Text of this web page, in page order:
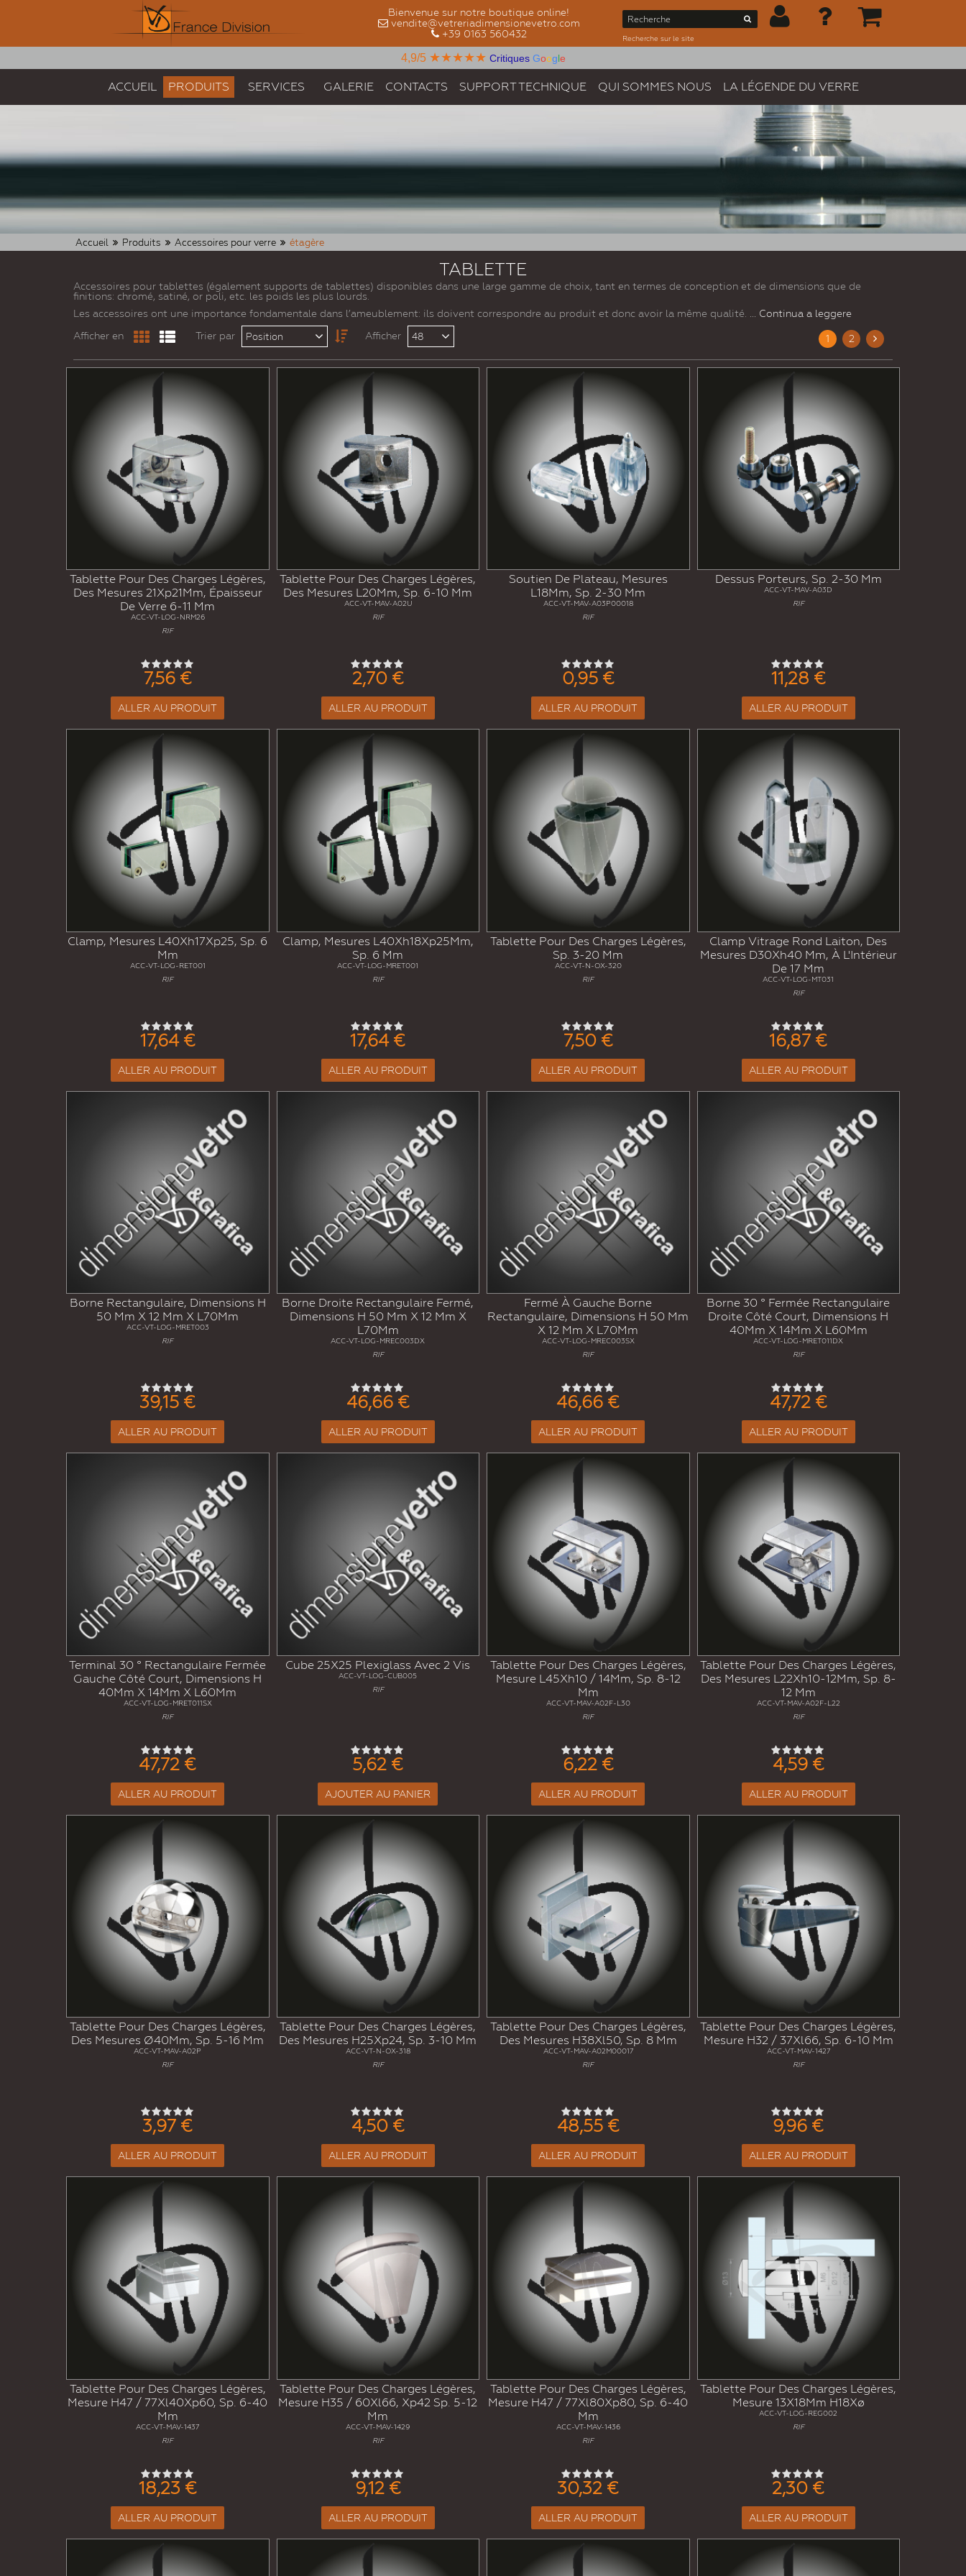
Bienvenue sur notre boutique online!
vendite@vetreriadimensionevetro.com
+39 0163 560432
Recherche sur le site
4,9/5 ★★★★★ Critiques Google
ACCUEIL PRODUITS SERVICES GALERIE CONTACTS SUPPORT TECHNIQUE QUI SOMMES NOUS LA LÉGENDE DU VERRE
Accueil Produits Accessoires pour verre étagère
TABLETTE
Accessoires pour tablettes (également supports de tablettes) disponibles dans une large gamme de choix, tant en termes de conception et de dimensions que de
finitions: chromé, satiné, or poli, etc. les poids les plus lourds.
Les accessoires ont une importance fondamentale dans l’ameublement: ils doivent correspondre au produit et donc avoir la même qualité.
... Continua a leggere
Afficher en
Trier par Position Afficher 48 1
2
Tablette Pour Des Charges Légères,
Des Mesures 21Xp21Mm, Épaisseur
De Verre 6-11 Mm
ACC-VT-LOG-NRM26
RIF
7,56 €
ALLER AU PRODUIT
Tablette Pour Des Charges Légères,
Des Mesures L20Mm, Sp. 6-10 Mm
ACC-VT-MAV-A02U
RIF
2,70 €
ALLER AU PRODUIT
Soutien De Plateau, Mesures
L18Mm, Sp. 2-30 Mm
ACC-VT-MAV-A03P00018
RIF
0,95 €
ALLER AU PRODUIT
Dessus Porteurs, Sp. 2-30 Mm
ACC-VT-MAV-A03D
RIF
11,28 €
ALLER AU PRODUIT
Clamp, Mesures L40Xh17Xp25, Sp. 6
Mm
ACC-VT-LOG-RET001
RIF
17,64 €
ALLER AU PRODUIT
Clamp, Mesures L40Xh18Xp25Mm,
Sp. 6 Mm
ACC-VT-LOG-MRET001
RIF
17,64 €
ALLER AU PRODUIT
Tablette Pour Des Charges Légères,
Sp. 3-20 Mm
ACC-VT-N-OX-320
RIF
7,50 €
ALLER AU PRODUIT
Clamp Vitrage Rond Laiton, Des
Mesures D30Xh40 Mm, À L'Intérieur
De 17 Mm
ACC-VT-LOG-MT031
RIF
16,87 €
ALLER AU PRODUIT
Borne Rectangulaire, Dimensions H
50 Mm X 12 Mm X L70Mm
ACC-VT-LOG-MRET003
RIF
39,15 €
ALLER AU PRODUIT
Borne Droite Rectangulaire Fermé,
Dimensions H 50 Mm X 12 Mm X
L70Mm
ACC-VT-LOG-MREC003DX
RIF
46,66 €
ALLER AU PRODUIT
Fermé À Gauche Borne
Rectangulaire, Dimensions H 50 Mm
X 12 Mm X L70Mm
ACC-VT-LOG-MREC003SX
RIF
46,66 €
ALLER AU PRODUIT
Borne 30 ° Fermée Rectangulaire
Droite Côté Court, Dimensions H
40Mm X 14Mm X L60Mm
ACC-VT-LOG-MRET011DX
RIF
47,72 €
ALLER AU PRODUIT
Terminal 30 ° Rectangulaire Fermée
Gauche Côté Court, Dimensions H
40Mm X 14Mm X L60Mm
ACC-VT-LOG-MRET011SX
RIF
47,72 €
ALLER AU PRODUIT
Cube 25X25 Plexiglass Avec 2 Vis
ACC-VT-LOG-CUB005
RIF
5,62 €
AJOUTER AU PANIER
Tablette Pour Des Charges Légères,
Mesure L45Xh10 / 14Mm, Sp. 8-12
Mm
ACC-VT-MAV-A02F-L30
RIF
6,22 €
ALLER AU PRODUIT
Tablette Pour Des Charges Légères,
Des Mesures L22Xh10-12Mm, Sp. 8-
12 Mm
ACC-VT-MAV-A02F-L22
RIF
4,59 €
ALLER AU PRODUIT
Tablette Pour Des Charges Légères,
Des Mesures Ø40Mm, Sp. 5-16 Mm
ACC-VT-MAV-A02P
RIF
3,97 €
ALLER AU PRODUIT
Tablette Pour Des Charges Légères,
Des Mesures H25Xp24, Sp. 3-10 Mm
ACC-VT-N-OX-318
RIF
4,50 €
ALLER AU PRODUIT
Tablette Pour Des Charges Légères,
Des Mesures H38Xl50, Sp. 8 Mm
ACC-VT-MAV-A02M00017
RIF
48,55 €
ALLER AU PRODUIT
Tablette Pour Des Charges Légères,
Mesure H32 / 37Xl66, Sp. 6-10 Mm
ACC-VT-MAV-1427
RIF
9,96 €
ALLER AU PRODUIT
Tablette Pour Des Charges Légères,
Mesure H47 / 77Xl40Xp60, Sp. 6-40
Mm
ACC-VT-MAV-1437
RIF
18,23 €
ALLER AU PRODUIT
Tablette Pour Des Charges Légères,
Mesure H35 / 60Xl66, Xp42 Sp. 5-12
Mm
ACC-VT-MAV-1429
RIF
9,12 €
ALLER AU PRODUIT
Tablette Pour Des Charges Légères,
Mesure H47 / 77Xl80Xp80, Sp. 6-40
Mm
ACC-VT-MAV-1436
RIF
30,32 €
ALLER AU PRODUIT
Tablette Pour Des Charges Légères,
Mesure 13X18Mm H18Xø
ACC-VT-LOG-REG002
RIF
2,30 €
ALLER AU PRODUIT